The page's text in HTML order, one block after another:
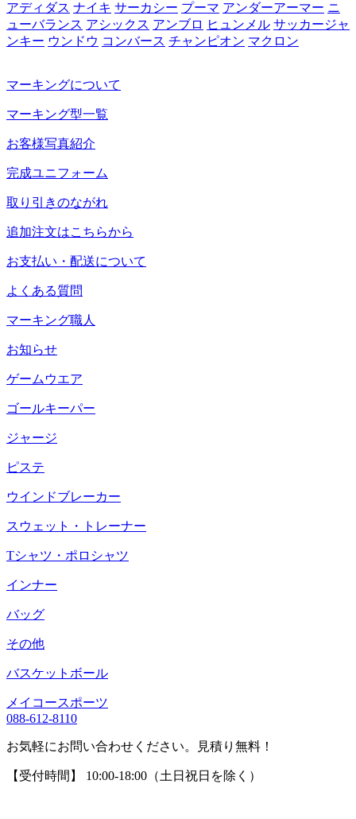
アディダス ナイキ サーカシー プーマ アンダーアーマー ニ
ューバランス アシックス アンブロ ヒュンメル サッカージャ
ンキー ウンドウ コンバース チャンピオン マクロン
マーキングについて
マーキング型一覧
お客様写真紹介
完成ユニフォーム
取り引きのながれ
追加注文はこちらから
お支払い・配送について
よくある質問
マーキング職人
お知らせ
ゲームウエア
ゴールキーパー
ジャージ
ピステ
ウインドブレーカー
スウェット・トレーナー
Tシャツ・ポロシャツ
インナー
バッグ
その他
バスケットボール
メイコースポーツ
088-612-8110
お気軽にお問い合わせください。見積り無料！
【受付時間】 10:00-18:00（土日祝日を除く）